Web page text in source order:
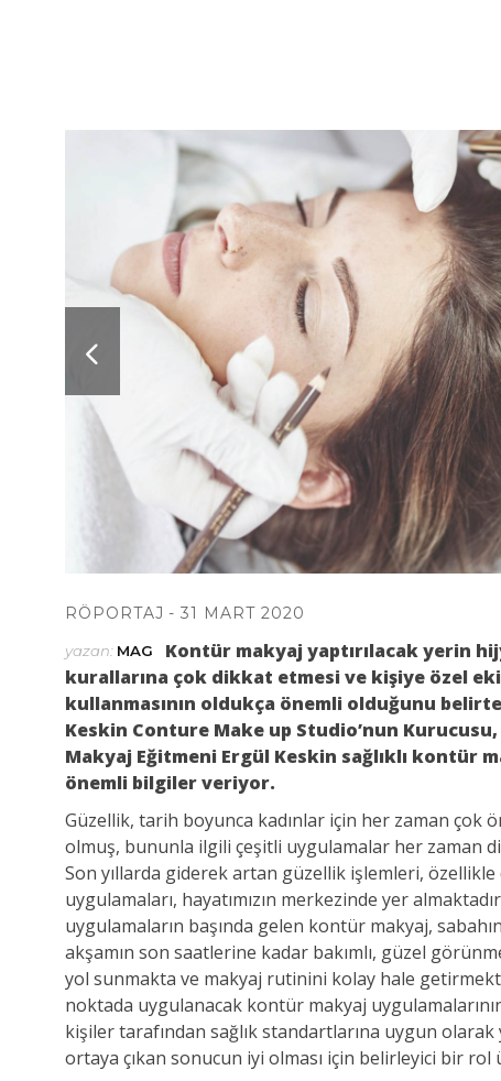
RÖPORTAJ 31 MART 2020
yazan: MAG
Kontür makyaj yaptırılacak yerin
kurallarına çok dikkat etmesi ve kişiye özel
kullanmasının oldukça önemli olduğunu
Keskin Conture Make up Studio’nun
Makyaj Eğitmeni Ergül Keskin sağlıklı kontür
önemli bilgiler veriyor.
Güzellik, tarih boyunca kadınlar için her zaman çok
olmuş, bununla ilgili çeşitli uygulamalar her zaman
Son yıllarda giderek artan güzellik işlemleri, özellikle
uygulamaları, hayatımızın merkezinde yer
uygulamaların başında gelen kontür makyaj, sabahın
akşamın son saatlerine kadar bakımlı, güzel
yol sunmakta ve makyaj rutinini kolay hale
noktada uygulanacak kontür makyaj
kişiler tarafından sağlık standartlarına uygun olarak
ortaya çıkan sonucun iyi olması için belirleyici bir